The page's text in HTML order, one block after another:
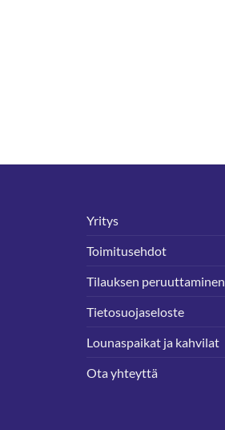
Yritys
Toimitusehdot
Tilauksen peruuttaminen
Tietosuojaseloste
Lounaspaikat ja kahvilat
Ota yhteyttä